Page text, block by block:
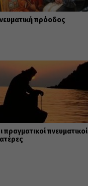
πρόοδος
πραγματικοί πνευματικοί